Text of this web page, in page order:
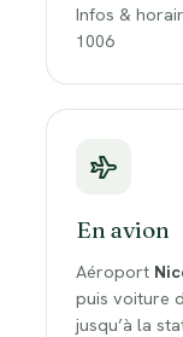
Infos &
1006
En avion
Aéroport
puis voiture
jusqu’à la